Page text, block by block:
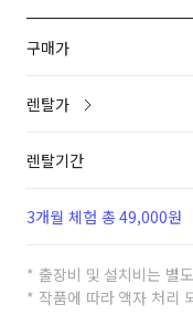
구매가
렌탈가
렌탈기간
3개월 체험 총 49,000원
* 출장비 및 설치비는 별
* 작품에 따라 액자 처리